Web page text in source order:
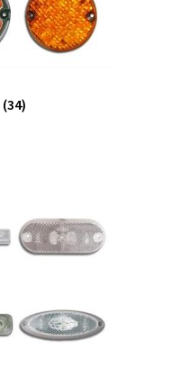
(34)